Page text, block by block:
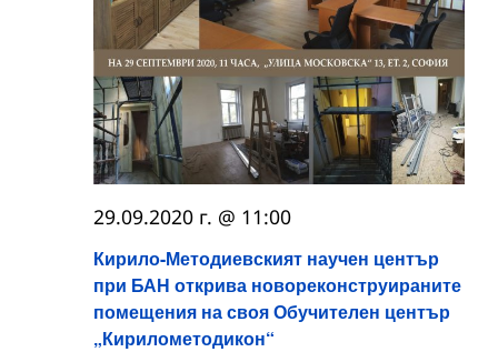
Кирило-Методиевският научен център
при БАН открива новореконструираните
помещения на своя Обучителен център
„Кирилометодикон“
29.09.2020 г. @ 11:00